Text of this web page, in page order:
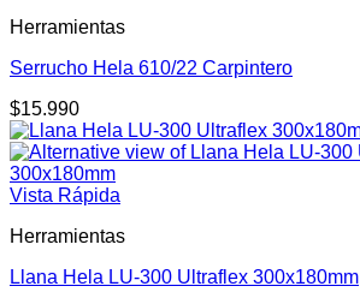
Herramientas
Serrucho Hela 610/22 Carpintero
$15.990
Vista Rápida
Herramientas
Llana Hela LU-300 Ultraflex 300x180mm